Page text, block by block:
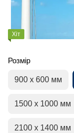
Хіт
Розмір
900 х 600 мм
1500 х 1000 мм
2100 х 1400 мм